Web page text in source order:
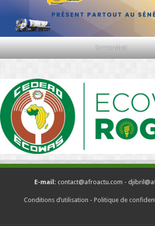
Screenshot
E-mail: contact@afroactu.com -
Conditions d’utilisation - Politique de